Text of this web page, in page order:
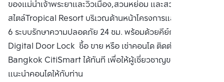
ของแม่น้ำเจ้าพระยาและวิวเมือง,สวนหย่อม และสวนตกแต่ง
สไตล์Tropical Resort บริเวณด้านหน้าโครงการและบริเวณชั้น
6 ระบบรักษาความปลอดภัย 24 ชม. พร้อมด้วยคีย์การ์ด และ
Digital Door Lock ซื้อ ขาย หรือ เช่าคอนโด ติดต่อหาเรา
Bangkok CitiSmart ได้ทันที เพื่อให้ผู้เชี่ยวชาญของเราได้
แนะนำคอนโดให้กับท่าน